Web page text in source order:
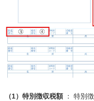
（1）特別徴収税額： 特別徴